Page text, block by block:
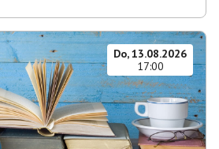
Do, 13.08.2026
17:00